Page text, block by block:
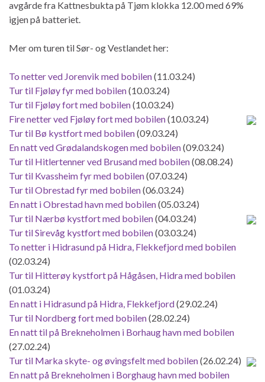
avgårde fra Kattnesbukta på Tjøm klokka 12.00 med 69%
igjen på batteriet.
Mer om turen til Sør- og Vestlandet her:
To netter ved Jorenvik med bobilen(11.03.24)
Tur til Fjøløy fyr med bobilen(10.03.24)
Tur til Fjøløy fort med bobilen(10.03.24)
Fire netter ved Fjøløy fort med bobilen(10.03.24)
Tur til Bø kystfort med bobilen(09.03.24)
En natt ved Grødalandskogen med bobilen(09.03.24)
Tur til Hitlertenner ved Brusand med bobilen(08.08.24)
Tur til Kvassheim fyr med bobilen(07.03.24)
Tur til Obrestad fyr med bobilen(06.03.24)
En natt i Obrestad havn med bobilen(05.03.24)
Tur til Nærbø kystfort med bobilen(04.03.24)
Tur til Sirevåg kystfort med bobilen(03.03.24)
To netter i Hidrasund på Hidra, Flekkefjord med bobilen
(02.03.24)
Tur til Hitterøy kystfort på Hågåsen, Hidra med bobilen
(01.03.24)
En natt i Hidrasund på Hidra, Flekkefjord(29.02.24)
Tur til Nordberg fort med bobilen(28.02.24)
En natt til på Brekneholmen i Borhaug havn med bobilen
(27.02.24)
Tur til Marka skyte- og øvingsfelt med bobilen(26.02.24)
En natt på Brekneholmen i Borghaug havn med bobilen